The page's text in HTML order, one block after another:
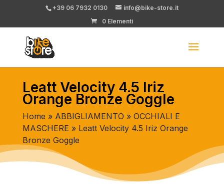
+39 06 7932 0130
info@bike-store.it
0 Elementi
Leatt Velocity 4.5 Iriz
Orange Bronze Goggle
Home » ABBIGLIAMENTO » OCCHIALI E
MASCHERE » Leatt Velocity 4.5 Iriz Orange
Bronze Goggle